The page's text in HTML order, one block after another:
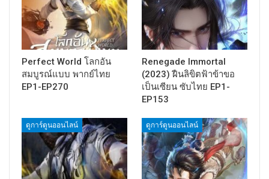
Perfect World โลกอัน
สมบูรณ์แบบ พากย์ไทย
EP1-EP270
Renegade Immortal
(2023) ฝืนลิขิตฟ้าข้าขอ
เป็นเซียน ซับไทย EP1-
EP153
ดูการ์ตูนออนไลน์ ดูการ์ตูนออนไลน์